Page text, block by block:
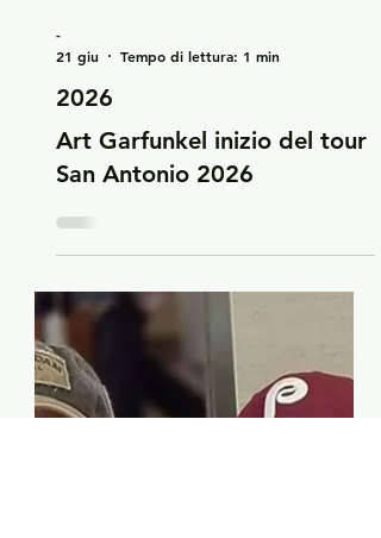
-
21 giu
Tempo di lettura: 1 min
2026
San Antonio 2026